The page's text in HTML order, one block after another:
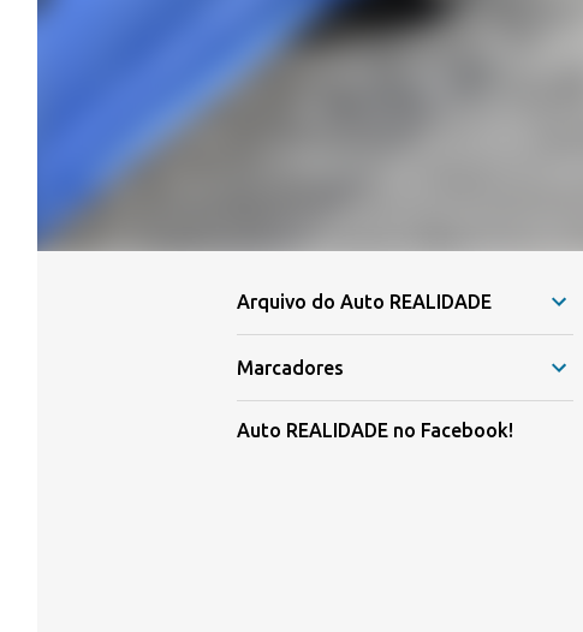
Arquivo do Auto REALIDADE
Marcadores
Auto REALIDADE no Facebook!